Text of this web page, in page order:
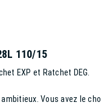
110/15
EXP et Ratchet DEG.
Vous avez le